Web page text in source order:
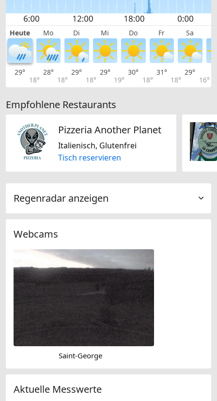
Heute Mo Di Mi Do Fr Sa
29°
18°
28°
18°
29°
18°
29°
19°
30°
18°
31°
18°
29°
16°
Empfohlene Restaurants
Pizzeria Another Planet
Italienisch, Glutenfrei
Tisch reservieren
Regenradar anzeigen
Webcams
Saint-George
Aktuelle Messwerte